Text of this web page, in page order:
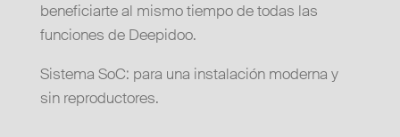
beneficiarte al mismo tiempo de todas las
funciones de Deepidoo.
Sistema SoC: para una instalación moderna y
sin reproductores.